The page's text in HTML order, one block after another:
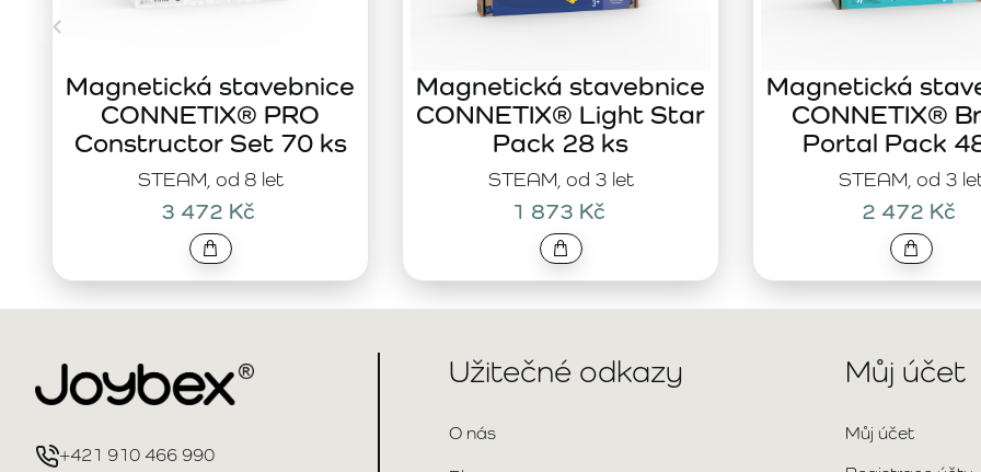
STEAM, od 8 let
Magnetická stavebnice
CONNETIX® PRO
Constructor Set 70 ks
3 472 Kč
STEAM, od 3 let
Magnetická stavebnice
CONNETIX® Light Star
Pack 28 ks
1 873 Kč
STEAM, od 3
Magnetická
CONNETIX®
Portal Pack
2 472 Kč
+421 910 466 990
Užitečné odkazy
O nás
Můj účet
Můj účet